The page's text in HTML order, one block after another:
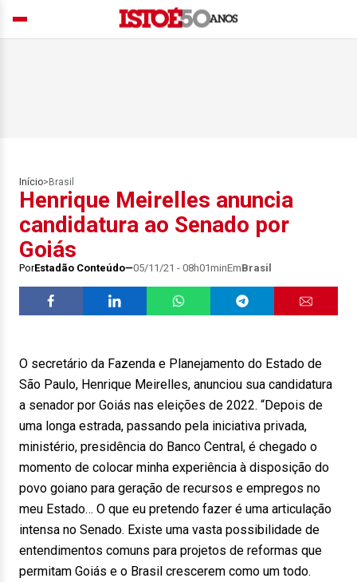
Início> Brasil
Henrique Meirelles anuncia
candidatura ao Senado por
Goiás
PorEstadão Conteúdo 05/11/21 - 08h01minEmBrasil
O secretário da Fazenda e Planejamento do Estado de
São Paulo, Henrique Meirelles, anunciou sua candidatura
a senador por Goiás nas eleições de 2022. “Depois de
uma longa estrada, passando pela iniciativa privada,
ministério, presidência do Banco Central, é chegado o
momento de colocar minha experiência à disposição do
povo goiano para geração de recursos e empregos no
meu Estado… O que eu pretendo fazer é uma articulação
intensa no Senado. Existe uma vasta possibilidade de
entendimentos comuns para projetos de reformas que
permitam Goiás e o Brasil crescerem como um todo.